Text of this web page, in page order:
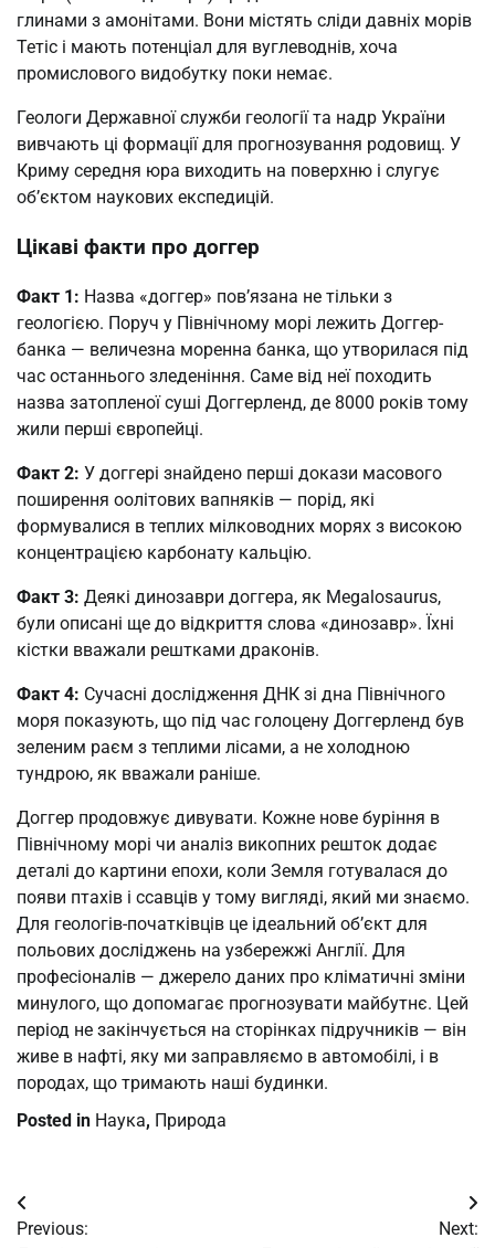
глинами з амонітами. Вони містять сліди давніх морів
Тетіс і мають потенціал для вуглеводнів, хоча
промислового видобутку поки немає.
Геологи Державної служби геології та надр України
вивчають ці формації для прогнозування родовищ. У
Криму середня юра виходить на поверхню і слугує
об’єктом наукових експедицій.
Цікаві факти про доггер
Факт 1: Назва «доггер» пов’язана не тільки з
геологією. Поруч у Північному морі лежить Доггер-
банка — величезна моренна банка, що утворилася під
час останнього зледеніння. Саме від неї походить
назва затопленої суші Доггерленд, де 8000 років тому
жили перші європейці.
Факт 2: У доггері знайдено перші докази масового
поширення оолітових вапняків — порід, які
формувалися в теплих мілководних морях з високою
концентрацією карбонату кальцію.
Факт 3: Деякі динозаври доггера, як Megalosaurus,
були описані ще до відкриття слова «динозавр». Їхні
кістки вважали рештками драконів.
Факт 4: Сучасні дослідження ДНК зі дна Північного
моря показують, що під час голоцену Доггерленд був
зеленим раєм з теплими лісами, а не холодною
тундрою, як вважали раніше.
Доггер продовжує дивувати. Кожне нове буріння в
Північному морі чи аналіз викопних решток додає
деталі до картини епохи, коли Земля готувалася до
появи птахів і ссавців у тому вигляді, який ми знаємо.
Для геологів-початківців це ідеальний об’єкт для
польових досліджень на узбережжі Англії. Для
професіоналів — джерело даних про кліматичні зміни
минулого, що допомагає прогнозувати майбутнє. Цей
період не закінчується на сторінках підручників — він
живе в нафті, яку ми заправляємо в автомобілі, і в
породах, що тримають наші будинки.
Posted in Наука, Природа
Post
Previous:
Next: